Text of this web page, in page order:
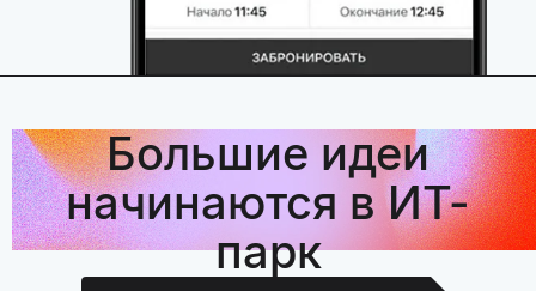
Большие идеи
начинаются в ИТ-
парк